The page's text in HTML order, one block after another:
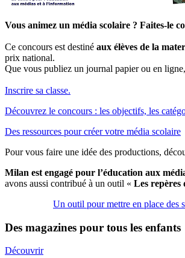
Vous animez un média scolaire ? Faites-le
Ce concours est destiné aux élèves de la
prix national.
Que vous publiez un journal papier ou en
Inscrire sa classe.
Découvrez le concours : les objectifs, les
Des ressources pour créer votre média scolaire
Pour vous faire une idée des productions,
Milan est engagé pour l’éducation aux
avons aussi contribué à un outil « Les repères
Un outil pour mettre en place des
Des magazines pour tous les enfants
Découvrir